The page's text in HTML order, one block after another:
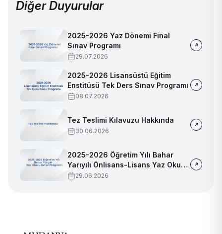
Diğer Duyurular
2025-2026 Yaz Dönemi Final
Sınav Programı
29.07.2026
2025-2026 Lisansüstü Eğitim
Enstitüsü Tek Ders Sınav Programı
08.07.2026
Tez Teslimi Kılavuzu Hakkında
30.06.2026
2025-2026 Öğretim Yılı Bahar
Yarıyılı Önlisans-Lisans Yaz Okulu
Sınav Programı
29.06.2026